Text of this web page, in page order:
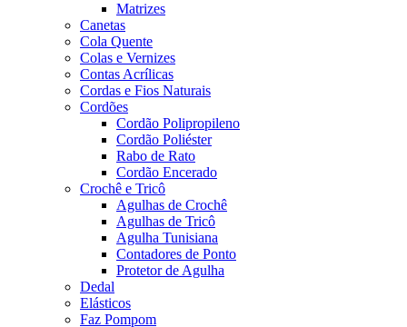
Matrizes
Canetas
Cola Quente
Colas e Vernizes
Contas Acrílicas
Cordas e Fios Naturais
Cordões
Cordão Polipropileno
Cordão Poliéster
Rabo de Rato
Cordão Encerado
Crochê e Tricô
Agulhas de Crochê
Agulhas de Tricô
Agulha Tunisiana
Contadores de Ponto
Protetor de Agulha
Dedal
Elásticos
Faz Pompom